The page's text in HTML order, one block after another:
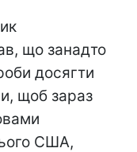
що занадто
досягти
щоб зараз
США,